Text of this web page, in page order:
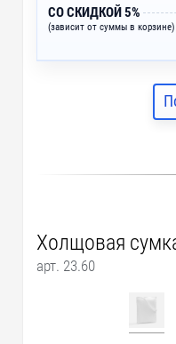
СО СКИДКОЙ 5%
(зависит от суммы в корзине)
Холщовая
арт. 23.60